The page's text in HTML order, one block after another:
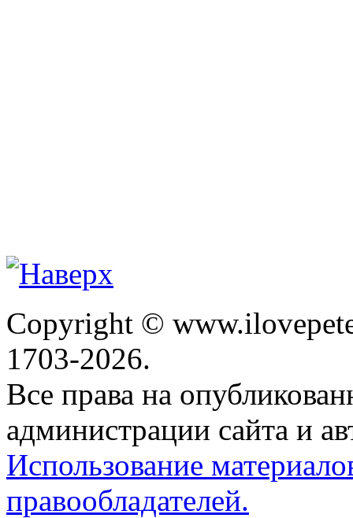
Copyright ©
1703-2026.
Все права на
администрации сайта и
Использование
правообладателей.